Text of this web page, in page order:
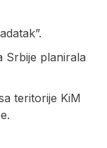
Srbije planirala
teritorije KiM